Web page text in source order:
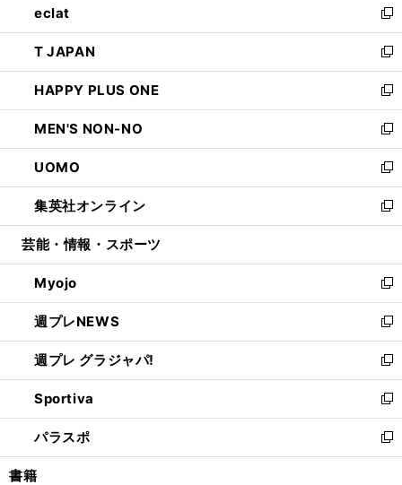
く
で
開
く
ド
ウ
で
開
く
ィ
ン
ド
ウ
で
開
く
い
ウ
ィ
ン
ド
ウ
で
開
く
eclat
新
し
い
ウ
ィ
ン
ド
ウ
で
開
く
T JAPAN
新
し
い
ウ
ィ
ン
ド
ウ
で
開
HAPPY PLUS ONE
新
し
い
ウ
ィ
ン
ド
ウ
開
く
MEN'S NON-NO
新
し
い
ウ
ィ
ン
ウ
で
開
く
UOMO
新
し
い
ウ
ン
ド
ウ
で
開
く
集英社オンライン
新
し
ウ
ィ
ン
ド
ウ
で
開
く
芸能・情報・スポーツ
Myojo
新
し
い
ウ
ィ
ン
ド
ウ
で
開
週プレNEWS
新
し
い
ウ
ィ
ン
ド
ウ
週プレ グラジャパ!
新
し
い
ウ
ィ
ン
Sportiva
新
し
い
ウ
パラスポ
新
し
書籍